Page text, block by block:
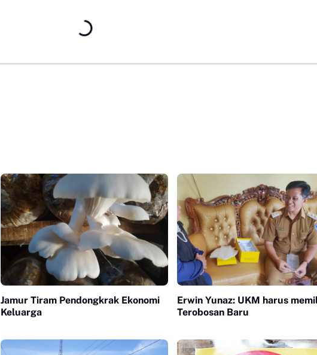
Jamur Tiram Pendongkrak Ekonomi
Keluarga
Erwin Yunaz: UKM harus
Terobosan Baru